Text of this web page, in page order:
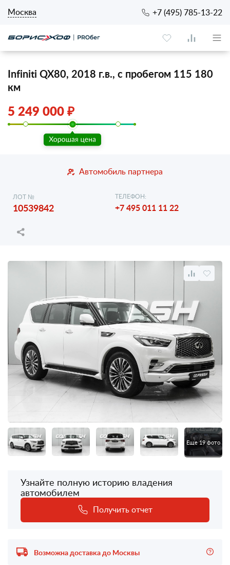
Москва +7 (495) 785-13-22
Infiniti QX80, 2018 г.в., с пробегом 115 180
км
5 249 000 ₽
Автомобиль партнера
ЛОТ №
10539842
ТЕЛЕФОН:
+7 495 011 11 22
Еще 19 фото
Узнайте полную историю владения
автомобилем
Получить отчет
Возможна доставка до Москвы